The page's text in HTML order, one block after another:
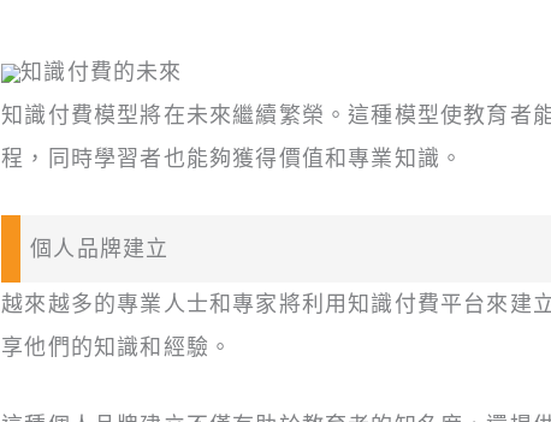
知識付費的未來
知識付費模型將在未來繼續繁榮。這種模型使教育者
程，同時學習者也能夠獲得價值和專業知識。
個人品牌建立
越來越多的專業人士和專家將利用知識付費平台來建
享他們的知識和經驗。